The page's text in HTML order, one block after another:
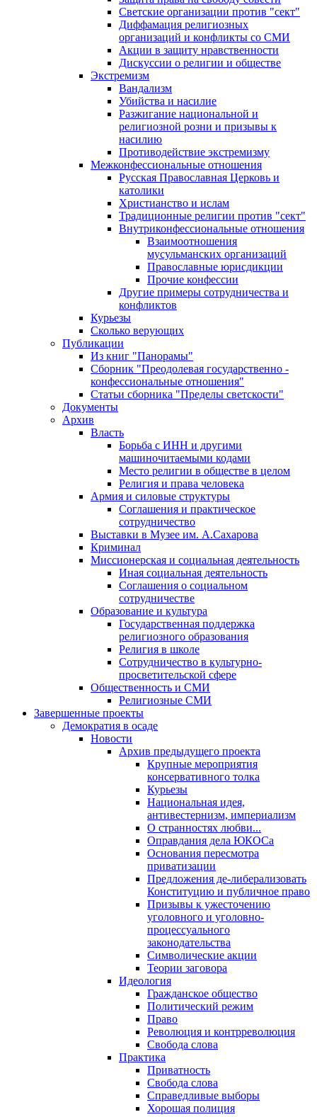
Светские организации против "сект"
Диффамация религиозных
организаций и конфликты со СМИ
Акции в защиту нравственности
Дискуссии о религии и обществе
Экстремизм
Вандализм
Убийства и насилие
Разжигание национальной и
религиозной розни и призывы к
насилию
Противодействие экстремизму
Межконфессиональные отношения
Русская Православная Церковь и
католики
Христианство и ислам
Традиционные религии против "сект"
Внутриконфессиональные отношения
Взаимоотношения
мусульманских организаций
Православные юрисдикции
Прочие конфессии
Другие примеры сотрудничества и
конфликтов
Курьезы
Сколько верующих
Публикации
Из книг "Панорамы"
Сборник "Преодолевая государственно -
конфессиональные отношения"
Статьи сборника "Пределы светскости"
Документы
Архив
Власть
Борьба с ИНН и другими
машиночитаемыми кодами
Место религии в обществе в целом
Религия и права человека
Армия и силовые структуры
Соглашения и практическое
сотрудничество
Выставки в Музее им. А.Сахарова
Криминал
Миссионерская и социальная деятельность
Иная социальная деятельность
Соглашения о социальном
сотрудничестве
Образование и культура
Государственная поддержка
религиозного образования
Религия в школе
Сотрудничество в культурно-
просветительской сфере
Общественность и СМИ
Религиозные СМИ
Завершенные проекты
Демократия в осаде
Новости
Архив предыдущего проекта
Крупные мероприятия
консервативного толка
Курьезы
Национальная идея,
антивестернизм, империализм
О странностях любви...
Оправдания дела ЮКОСа
Основания пересмотра
приватизации
Предложения де-либерализовать
Конституцию и публичное право
Призывы к ужесточению
уголовного и уголовно-
процессуального
законодательства
Символические акции
Теории заговора
Идеология
Гражданское общество
Политический режим
Право
Революция и контрреволюция
Свобода слова
Практика
Приватность
Свобода слова
Справедливые выборы
Хорошая полиция